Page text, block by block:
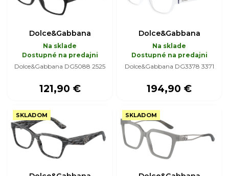
Dolce&Gabbana
Na sklade
Dostupné na predajni
Dolce&Gabbana DG5088 2525
121,90 €
Dolce&Gabbana
Na sklade
Dostupné na predajni
Dolce&Gabbana DG3378 3371
194,90 €
SKLADOM SKLADOM